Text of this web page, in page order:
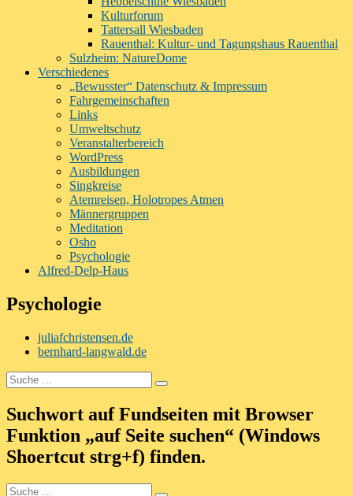
Kulturforum
Tattersall Wiesbaden
Rauenthal: Kultur- und Tagungshaus Rauenthal
Sulzheim: NatureDome
Verschiedenes
„Bewusster“ Datenschutz & Impressum
Fahrgemeinschaften
Links
Umweltschutz
Veranstalterbereich
WordPress
Ausbildungen
Singkreise
Atemreisen, Holotropes Atmen
Männergruppen
Meditation
Osho
Psychologie
Alfred-Delp-Haus
Psychologie
juliafchristensen.de
bernhard-langwald.de
Suche
nach:
Suchen
Suchwort auf Fundseiten mit Browser
Funktion „auf Seite suchen“ (Windows
Shoertcut strg+f) finden.
Suche